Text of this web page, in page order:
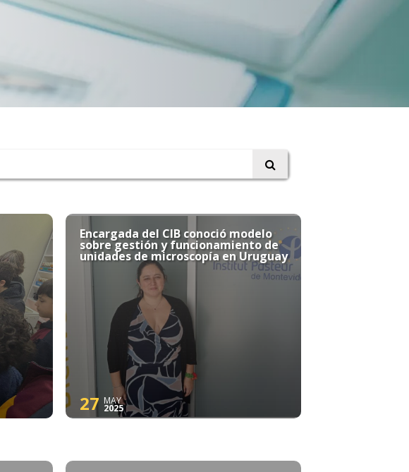
Encargada del CIB conoció modelo
sobre gestión y funcionamiento de
unidades de microscopía en Uruguay
27 MAY
2025